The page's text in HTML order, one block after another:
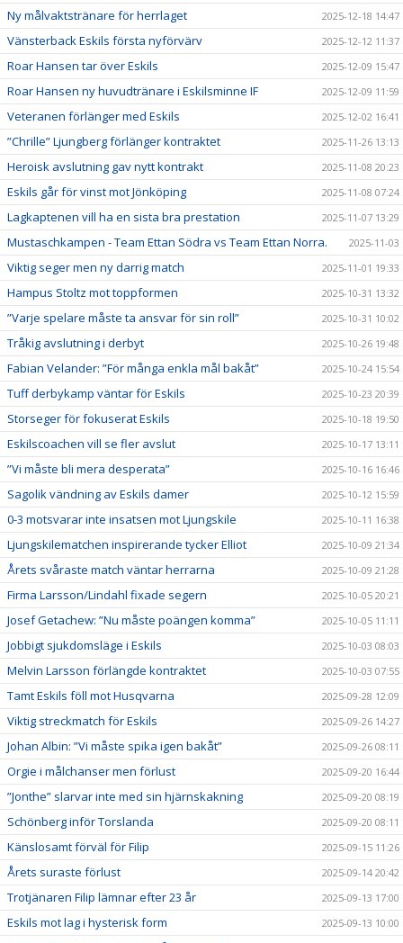
Ny målvaktstränare för herrlaget 2025-12-18 14:47
Vänsterback Eskils första nyförvärv 2025-12-12 11:37
Roar Hansen tar över Eskils 2025-12-09 15:47
Roar Hansen ny huvudtränare i Eskilsminne IF 2025-12-09 11:59
Veteranen förlänger med Eskils 2025-12-02 16:41
”Chrille” Ljungberg förlänger kontraktet 2025-11-26 13:13
Heroisk avslutning gav nytt kontrakt 2025-11-08 20:23
Eskils går för vinst mot Jönköping 2025-11-08 07:24
Lagkaptenen vill ha en sista bra prestation 2025-11-07 13:29
Mustaschkampen - Team Ettan Södra vs Team Ettan Norra. 2025-11-03
Viktig seger men ny darrig match 2025-11-01 19:33
Hampus Stoltz mot toppformen 2025-10-31 13:32
”Varje spelare måste ta ansvar för sin roll” 2025-10-31 10:02
Tråkig avslutning i derbyt 2025-10-26 19:48
Fabian Velander: ”För många enkla mål bakåt” 2025-10-24 15:54
Tuff derbykamp väntar för Eskils 2025-10-23 20:39
Storseger för fokuserat Eskils 2025-10-18 19:50
Eskilscoachen vill se fler avslut 2025-10-17 13:11
”Vi måste bli mera desperata” 2025-10-16 16:46
Sagolik vändning av Eskils damer 2025-10-12 15:59
0-3 motsvarar inte insatsen mot Ljungskile 2025-10-11 16:38
Ljungskilematchen inspirerande tycker Elliot 2025-10-09 21:34
Årets svåraste match väntar herrarna 2025-10-09 21:28
Firma Larsson/Lindahl fixade segern 2025-10-05 20:21
Josef Getachew: ”Nu måste poängen komma” 2025-10-05 11:11
Jobbigt sjukdomsläge i Eskils 2025-10-03 08:03
Melvin Larsson förlängde kontraktet 2025-10-03 07:55
Tamt Eskils föll mot Husqvarna 2025-09-28 12:09
Viktig streckmatch för Eskils 2025-09-26 14:27
Johan Albin: ”Vi måste spika igen bakåt” 2025-09-26 08:11
Orgie i målchanser men förlust 2025-09-20 16:44
”Jonthe” slarvar inte med sin hjärnskakning 2025-09-20 08:19
Schönberg inför Torslanda 2025-09-20 08:11
Känslosamt förväl för Filip 2025-09-15 11:26
Årets suraste förlust 2025-09-14 20:42
Trotjänaren Filip lämnar efter 23 år 2025-09-13 17:00
Eskils mot lag i hysterisk form 2025-09-13 10:00